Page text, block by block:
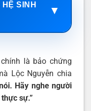
SINH
▼
là bảo chứng
Lộc Nguyễn chia
Hãy nghe người
sự.”